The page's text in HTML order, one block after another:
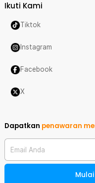
Ikuti Kami
Tiktok
Instagram
Facebook
X
Dapatkan penawaran
Email Anda